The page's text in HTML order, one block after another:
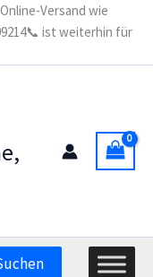
Versand wie
ist weiterhin für